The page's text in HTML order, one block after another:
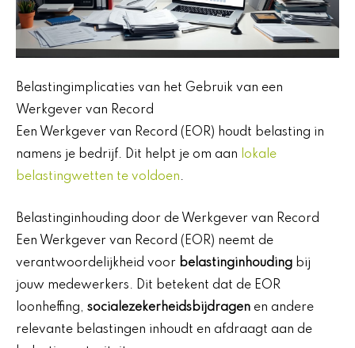
Belastingimplicaties van het Gebruik van een
Werkgever van Record
Een Werkgever van Record (EOR) houdt belasting in
namens je bedrijf. Dit helpt je om aan
lokale
belastingwetten te voldoen.
Belastinginhouding door de Werkgever van Record
Een Werkgever van Record (EOR) neemt de
verantwoordelijkheid voor belastinginhouding bij
jouw medewerkers. Dit betekent dat de EOR
loonheffing, socialezekerheidsbijdragen en andere
relevante belastingen inhoudt en afdraagt aan de